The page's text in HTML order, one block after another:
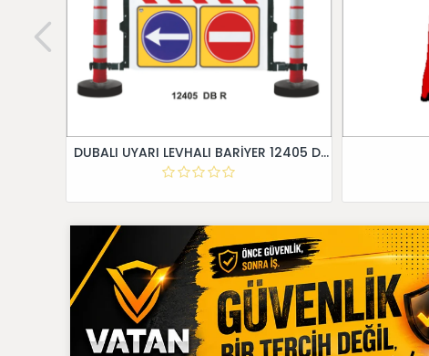
DUBALI UYARI LEVHALI BARİYER 12405 DB R